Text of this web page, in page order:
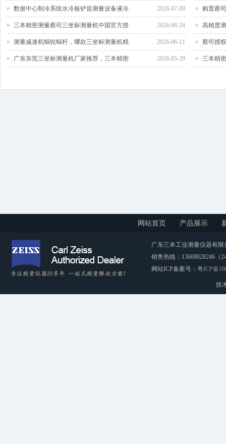
2026-07-09
数据中心制冷系统水冷板铲齿测量设备液冷. 购置蔡
2026-06-24
三本精密测量蔡司三坐标测量机中国官方授. 高精度
2026-06-11
测量减速机蜗轮蜗杆，哪款三坐标测量机精. 蔡司授
2026-05-29
广东东莞三坐标测量机厂家推荐，三本精密. 三本精
网站首页 产品展示
广东三本工业测量仪器有限
销售热线：13669828246（
网站ICP备案号： 粤ICP备
技